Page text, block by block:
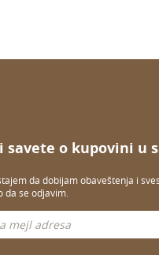
savete o kupovini u
da dobijam obaveštenja i
da se odjavim.